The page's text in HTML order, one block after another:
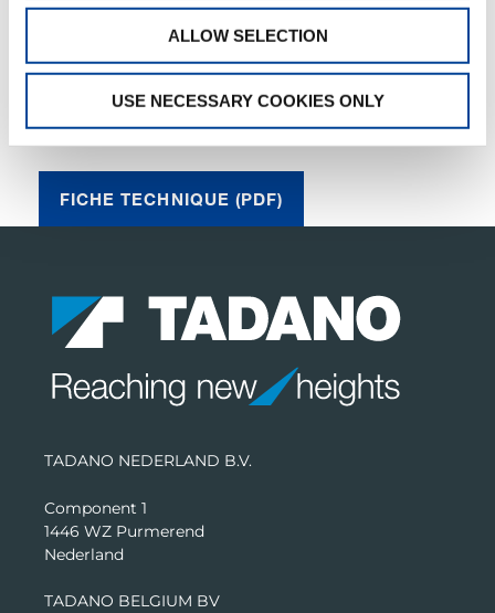
ALLOW SELECTION
USE NECESSARY COOKIES ONLY
Telma, additional oil cooler
FICHE TECHNIQUE (PDF)
TADANO NEDERLAND B.V.
Component 1
1446 WZ Purmerend
Nederland
TADANO BELGIUM BV